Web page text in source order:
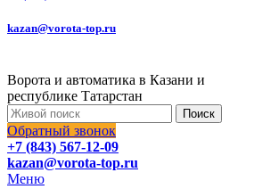
kazan@vorota-top.ru
Ворота и автоматика в Казани и
республике Татарстан
Поиск
Обратный звонок
+7 (843) 567-12-09
kazan@vorota-top.ru
Меню